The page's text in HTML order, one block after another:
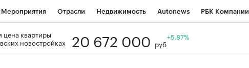
Мероприятия Отрасли Недвижимость Autonews РБК Компании
Визионеры
цена квартиры
новостройках
20 672 000 руб
+5.87%